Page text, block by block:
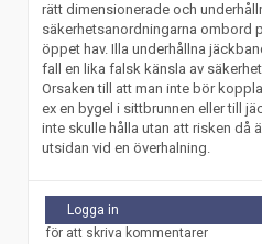
rätt dimensionerade och
säkerhetsanordningarna ombord
öppet hav. Illa underhållna
fall en lika falsk känsla av
Orsaken till att man inte bör
ex en bygel i sittbrunnen eller till
inte skulle hålla utan att risken då
utsidan vid en överhalning.
Logga in
för att skriva kommentarer